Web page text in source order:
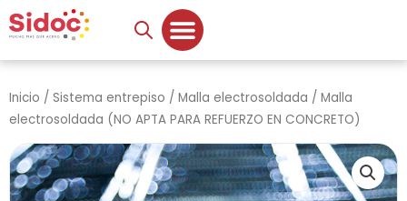
al
contenido
Inicio / Sistema entrepiso / Malla electrosoldada / Malla
electrosoldada (NO APTA PARA REFUERZO EN CONCRETO)